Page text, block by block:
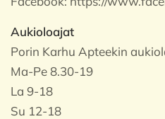
Aukioloajat
Porin Karhu Apteekin
Ma-Pe 8.30-19
La 9-18
Su 12-18